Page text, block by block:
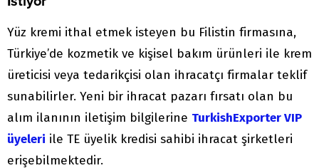
Yüz kremi ithal etmek isteyen bu Filistin firmasına,
Türkiye’de kozmetik ve kişisel bakım ürünleri ile krem
üreticisi veya tedarikçisi olan ihracatçı firmalar teklif
sunabilirler. Yeni bir ihracat pazarı fırsatı olan bu
alım ilanının iletişim bilgilerine TurkishExporter VIP
üyeleri ile TE üyelik kredisi sahibi ihracat şirketleri
erişebilmektedir.